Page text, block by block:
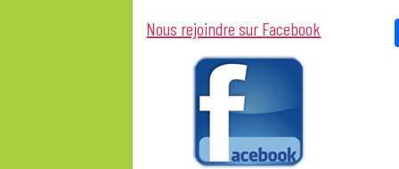
Nous rejoindre sur Facebook